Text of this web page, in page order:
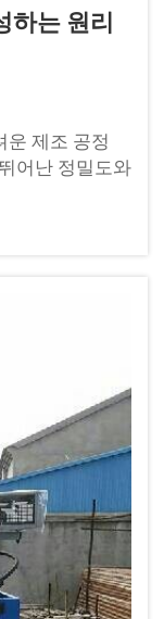
하는 원리
운 제조 공정
어난 정밀도와
은 지름이
을 형성
공정으로는 달